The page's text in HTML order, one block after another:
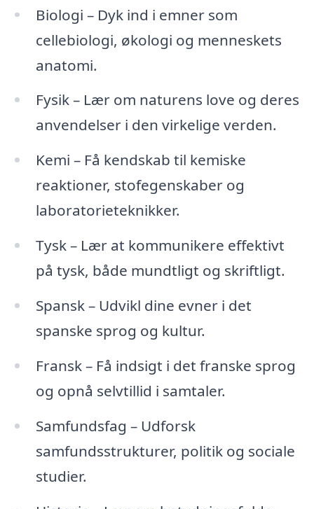
Biologi – Dyk ind i emner som
cellebiologi, økologi og menneskets
anatomi.
Fysik – Lær om naturens love og deres
anvendelser i den virkelige verden.
Kemi – Få kendskab til kemiske
reaktioner, stofegenskaber og
laboratorieteknikker.
Tysk – Lær at kommunikere effektivt
på tysk, både mundtligt og skriftligt.
Spansk – Udvikl dine evner i det
spanske sprog og kultur.
Fransk – Få indsigt i det franske sprog
og opnå selvtillid i samtaler.
Samfundsfag – Udforsk
samfundsstrukturer, politik og sociale
studier.